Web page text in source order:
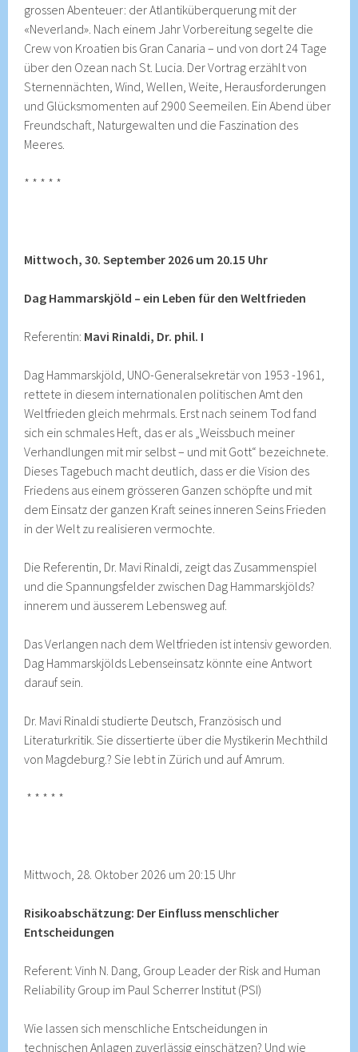
grossen Abenteuer: der Atlantiküberquerung mit der
«Neverland». Nach einem Jahr Vorbereitung segelte die
Crew von Kroatien bis Gran Canaria – und von dort 24 Tage
über den Ozean nach St. Lucia. Der Vortrag erzählt von
Sternennächten, Wind, Wellen, Weite, Herausforderungen
und Glücksmomenten auf 2900 Seemeilen. Ein Abend über
Freundschaft, Naturgewalten und die Faszination des
Meeres.
* * * * *
Mittwoch, 30. September 2026 um 20.15 Uhr
Dag Hammarskjöld – ein Leben für den Weltfrieden
Referentin: Mavi Rinaldi, Dr. phil. I
Dag Hammarskjöld, UNO-Generalsekretär von 1953 -1961,
rettete in diesem internationalen politischen Amt den
Weltfrieden gleich mehrmals. Erst nach seinem Tod fand
sich ein schmales Heft, das er als „Weissbuch meiner
Verhandlungen mit mir selbst – und mit Gott“ bezeichnete.
Dieses Tagebuch macht deutlich, dass er die Vision des
Friedens aus einem grösseren Ganzen schöpfte und mit
dem Einsatz der ganzen Kraft seines inneren Seins Frieden
in der Welt zu realisieren vermochte.
Die Referentin, Dr. Mavi Rinaldi, zeigt das Zusammenspiel
und die Spannungsfelder zwischen Dag Hammarskjölds?
innerem und äusserem Lebensweg auf.
Das Verlangen nach dem Weltfrieden ist intensiv geworden.
Dag Hammarskjölds Lebenseinsatz könnte eine Antwort
darauf sein.
Dr. Mavi Rinaldi studierte Deutsch, Französisch und
Literaturkritik. Sie dissertierte über die Mystikerin Mechthild
von Magdeburg.? Sie lebt in Zürich und auf Amrum.
* * * * *
Mittwoch, 28. Oktober 2026 um 20:15 Uhr
Risikoabschätzung: Der Einfluss menschlicher
Entscheidungen
Referent: Vinh N. Dang, Group Leader der Risk and Human
Reliability Group im Paul Scherrer Institut (PSI)
Wie lassen sich menschliche Entscheidungen in
technischen Anlagen zuverlässig einschätzen? Und wie